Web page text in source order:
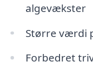
algevækster
Større værdi
Forbedret